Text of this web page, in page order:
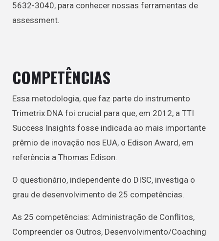
5632-3040, para conhecer nossas ferramentas de
assessment.
COMPETÊNCIAS
Essa metodologia, que faz parte do instrumento
Trimetrix DNA foi crucial para que, em 2012, a TTI
Success Insights fosse indicada ao mais importante
prêmio de inovação nos EUA, o Edison Award, em
referência a Thomas Edison.
O questionário, independente do DISC, investiga o
grau de desenvolvimento de 25 competências.
As 25 competências: Administração de Conflitos,
Compreender os Outros, Desenvolvimento/Coaching